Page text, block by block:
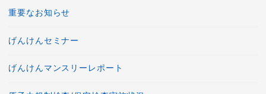
重要なお知らせ
げんけんセミナー
げんけんマンスリーレポート